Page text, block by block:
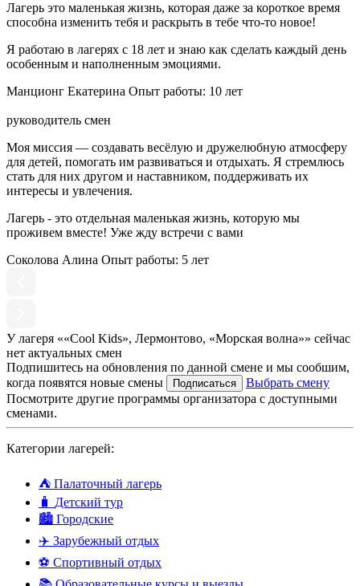
Лагерь это маленькая жизнь, которая даже за короткое время
способна изменить тебя и раскрыть в тебе что-то новое!
Я работаю в лагерях с 18 лет и знаю как сделать каждый день
особенным и наполненным эмоциями.
Манционг Екатерина Опыт работы: 10 лет
руководитель смен
Моя миссия — создавать весёлую и дружелюбную атмосферу
для детей, помогать им развиваться и отдыхать. Я стремлюсь
стать для них другом и наставником, поддерживать их
интересы и увлечения.
Лагерь - это отдельная маленькая жизнь, которую мы
проживем вместе! Уже жду встречи с вами ️
Соколова Алина Опыт работы: 5 лет
У лагеря ««Cool Kids», Лермонтово, «Морская волна»» сейчас
нет актуальных смен
Подпишитесь на обновления по данной смене и мы сообшим,
когда появятся новые смены
Подписаться
Выбрать смену
Посмотрите другие программы организатора с доступными
сменами.
Категории лагерей:
⛺ Палаточный лагерь
🧳 Детский тур
🏙️ Городские
✈️ Зарубежный отдых
⚽ Спортивный отдых